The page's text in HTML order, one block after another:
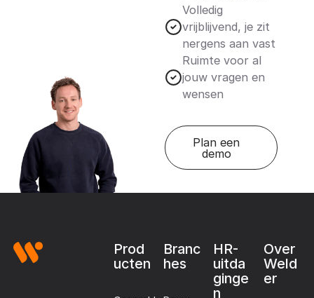
Volledig
vrijblijvend, je zit
nergens aan vast
Ruimte voor al
jouw vragen en
wensen
Plan een
demo
Prod
ucten
Branc
hes
HR-
uitda
ginge
n
Over
Weld
er